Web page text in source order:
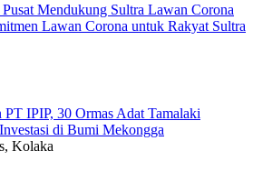
Pusat Mendukung Sultra Lawan Corona
Lawan Corona untuk Rakyat Sultra
IPIP, 30 Ormas Adat Tamalaki
di Bumi Mekongga
Kolaka